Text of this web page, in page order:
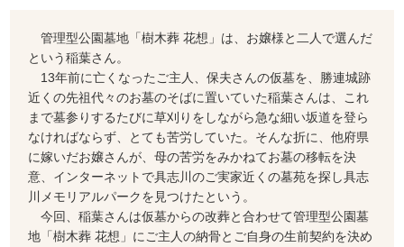
管理型公園墓地「樹木葬 花想」は、お嬢様と二人で選んだ
という稲葉さん。
13年前に亡くなったご主人、保夫さんの仮墓を、勝連城跡
近くの先祖代々のお墓のそばに置いていた稲葉さんは、これ
まで墓参りするたびに草刈りをしながら急な細い坂道を登ら
なければならず、とても苦労していた。そんな折に、他府県
に嫁いだお嬢さんが、母の苦労をみかねてお墓の移転を決
意、インターネットで具志川のご実家近くの墓苑を探し具志
川メモリアルパークを見つけたという。
今回、稲葉さんは仮墓からの改葬と合わせて管理型公園墓
地「樹木葬 花想」にご主人の納骨とご自身の生前契約を決め